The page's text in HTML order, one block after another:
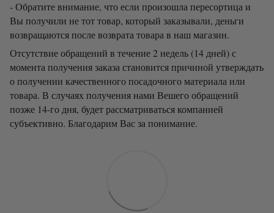
- Обратите внимание, что если произошла пересортица и
Вы получили не тот товар, который заказывали, деньги
возвращаются после возврата товара в наш магазин.
Отсутствие обращений в течение 2 недель (14 дней) с
момента получения заказа становится причиной утверждать
о получении качественного посадочного материала или
товара. В случаях получения нами Вешего обращений
позже 14-го дня, будет рассматриваться компанией
субъективно. Благодарим Вас за понимание.